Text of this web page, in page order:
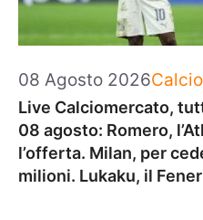
08 Agosto 2026Calcio
Live Calciomercato,
08 agosto: Romero,
l’offerta. Milan, per
milioni. Lukaku, il